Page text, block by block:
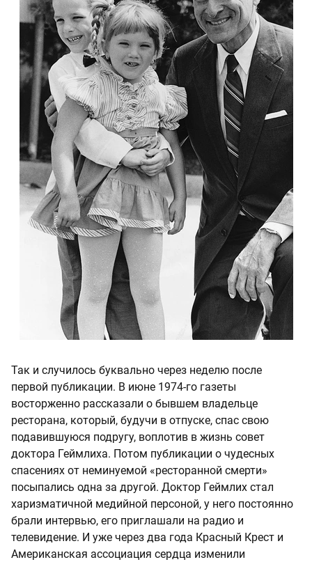
Так и случилось буквально через неделю после
первой публикации. В июне 1974-го газеты
восторженно рассказали о бывшем владельце
ресторана, который, будучи в отпуске, спас свою
подавившуюся подругу, воплотив в жизнь совет
доктора Геймлиха. Потом публикации о чудесных
спасениях от неминуемой «ресторанной смерти»
посыпались одна за другой. Доктор Геймлих стал
харизматичной медийной персоной, у него постоянно
брали интервью, его приглашали на радио и
телевидение. И уже через два года Красный Крест и
Американская ассоциация сердца изменили